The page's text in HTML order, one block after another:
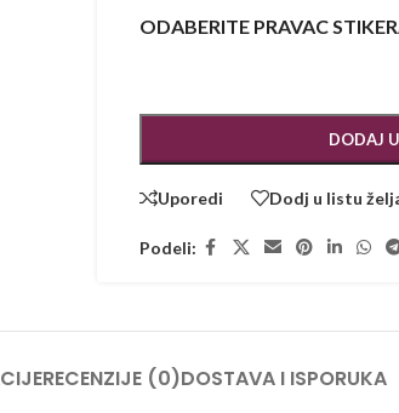
ODABERITE PRAVAC
DODAJ
Uporedi Dodj u listu
Podeli:
RECENZIJE (0)DOSTAVA I ISPORUKA